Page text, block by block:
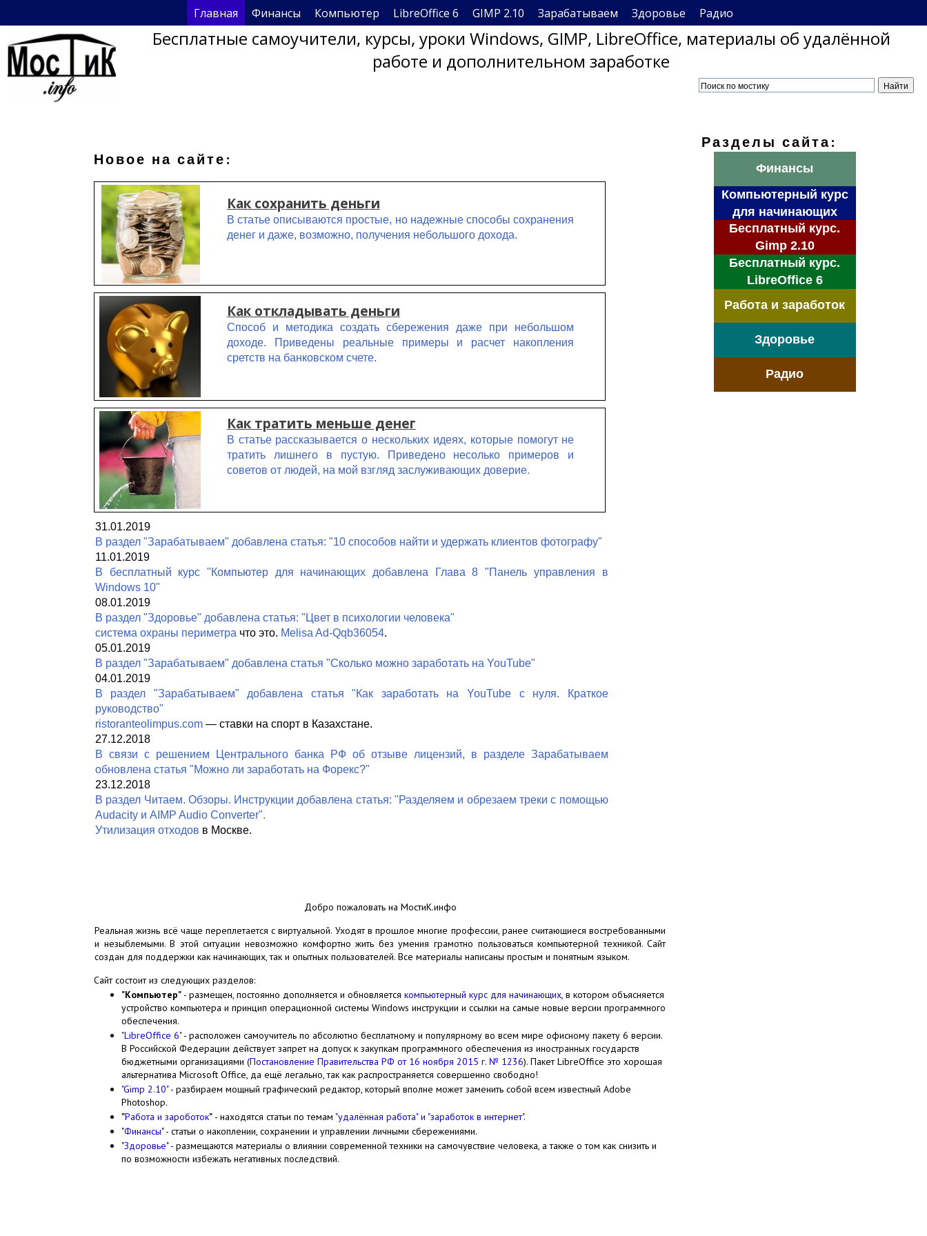
Главная Финансы Компьютер LibreOffice 6 GIMP 2.10 Зарабатываем Здоровье Радио
Бесплатные самоучители, курсы, уроки Windows, GIMP, LibreOffice, материалы об удалённой
работе и дополнительном заработке
Новое на сайте:
Как сохранить деньги
В статье описываются простые, но надежные способы сохранения
денег и даже, возможно, получения небольшого дохода.
Как откладывать деньги
Способ и методика создать сбережения даже при небольшом
доходе. Приведены реальные примеры и расчет накопления
сретств на банковском счете.
Как тратить меньше денег
В статье рассказывается о нескольких идеях, которые помогут не
тратить лишнего в пустую. Приведено несолько примеров и
советов от людей, на мой взгляд заслуживающих доверие.
31.01.2019
В раздел "Зарабатываем" добавлена статья: "10 способов найти и удержать клиентов фотографу"
11.01.2019
В бесплатный курс "Компьютер для начинающих добавлена Глава 8 "Панель управления в
Windows 10"
08.01.2019
В раздел "Здоровье" добавлена статья: "Цвет в психологии человека"
система охраны периметра что это. Melisa Ad-Qqb36054.
05.01.2019
В раздел "Зарабатываем" добавлена статья "Сколько можно заработать на YouTube"
04.01.2019
В раздел "Зарабатываем" добавлена статья "Как заработать на YouTube с нуля. Краткое
руководство"
ristoranteolimpus.com— ставки на спорт в Казахстане.
27.12.2018
В связи с решением Центрального банка РФ об отзыве лицензий, в разделе Зарабатываем
обновлена статья "Можно ли заработать на Форекс?"
23.12.2018
В раздел Читаем. Обзоры. Инструкции добавлена статья: "Разделяем и обрезаем треки с помощью
Audacity и AIMP Audio Converter".
Утилизация отходов в Москве.
Разделы сайта:
Финансы
Компьютерный курс
для начинающих
Бесплатный курс.
Gimp 2.10
Бесплатный курс.
LibreOffice 6
Работа и заработок
Здоровье
Радио
Добро пожаловать на МостиК.инфо
Реальная жизнь всё чаще переплетается с виртуальной. Уходят в прошлое многие профессии, ранее считающиеся востребованными
и незыблемыми. В этой ситуации невозможно комфортно жить без умения грамотно пользоваться компьютерной техникой. Сайт
создан для поддержки как начинающих, так и опытных пользователей. Все материалы написаны простым и понятным языком.
Сайт состоит из следующих разделов:
"Компьютер"- размещен, постоянно дополняется и обновляется компьютерный курс для начинающих, в котором объясняется
устройство компьютера и принцип операционной системы Windows инструкции и ссылки на самые новые версии программного
обеспечения.
"LibreOffice 6"- расположен самоучитель по абсолютно бесплатному и популярному во всем мире офисному пакету 6 версии.
В Российской Федерации действует запрет на допуск к закупкам программного обеспечения из иностранных государств
бюджетными организациями (Постановление Правительства РФ от 16 ноября 2015 г. № 1236). Пакет LibreOffice это хорошая
альтернатива Microsoft Office, да ещё легально, так как распространяется совершенно свободно!
"Gimp 2.10"- разбираем мощный графический редактор, который вполне может заменить собой всем известный Adobe
Photoshop.
"Работа и зароботок"- находятся статьи по темам "удалённая работа" и "заработок в интернет".
"Финансы" - статьи о накоплении, сохранении и управлении личными сбережениями.
"Здоровье" - размещаются материалы о влиянии современной техники на самочувствие человека, а также о том как снизить и
по возможности избежать негативных последствий.